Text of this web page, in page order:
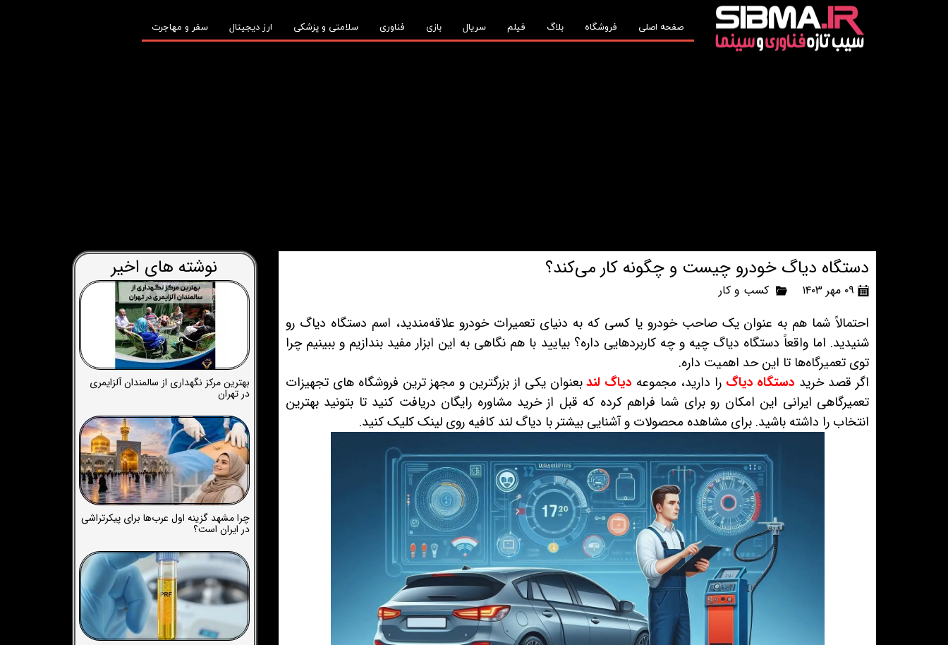
صفحه اصلی فروشگاه بلاگ فیلم سریال بازی فناوری سلامتی و پزشکی ارز دیجیتال سفر و مهاجرت
دستگاه دیاگ خودرو چیست و چگونه کار می‌کند؟
۰۹ مهر ۱۴۰۳ کسب و کار
احتمالاً شما هم به عنوان یک صاحب خودرو یا کسی که به دنیای تعمیرات خودرو علاقه‌مندید، اسم دستگاه دیاگ رو
شنیدید. اما واقعاً دستگاه دیاگ چیه و چه کاربردهایی داره؟ بیایید با هم نگاهی به این ابزار مفید بندازیم و ببینیم چرا
توی تعمیرگاه‌ها تا این حد اهمیت داره.
اگر قصد خرید دستگاه دیاگ را دارید، مجموعه دیاگ لندبعنوان یکی از بزرگترین و مجهز ترین فروشگاه های تجهیزات
تعمیرگاهی ایرانی این امکان رو برای شما فراهم کرده که قبل از خرید مشاوره رایگان دریافت کنید تا بتونید بهترین
انتخاب را داشته باشید. برای مشاهده محصولات و آشنایی بیشتر با دیاگ لند کافیه روی لینک کلیک کنید.
نوشته های اخیر
بهترین مرکز نگهداری از سالمندان آلزایمری
در تهران
چرا مشهد گزینه اول عرب‌ها برای پیکرتراشی
در ایران است؟